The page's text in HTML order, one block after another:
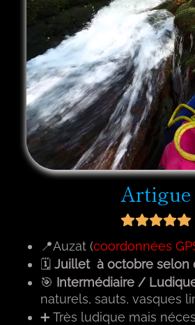
Artigue
📍Auzat (coordonnées
🗓 Juillet à octobre selon
🎯 Intermédiaire /
naturels, sauts, vasques
➕ Très ludique mais